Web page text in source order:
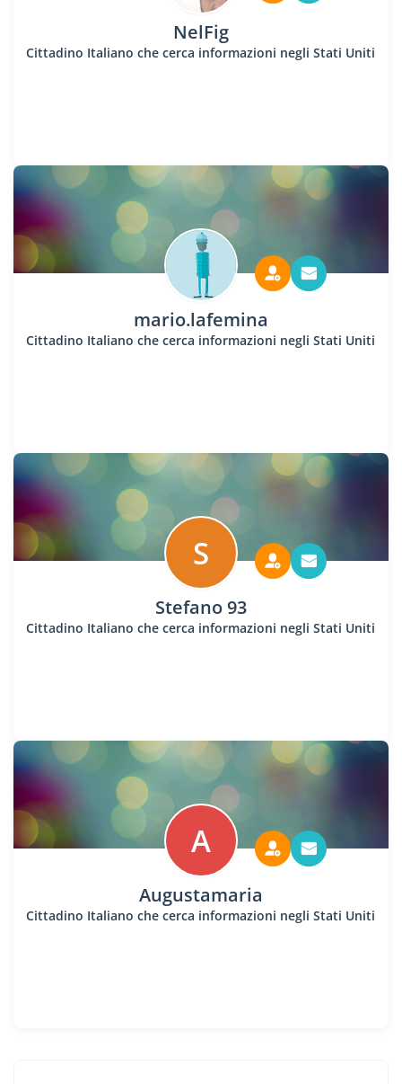
NelFig
Cittadino Italiano che cerca informazioni negli Stati Uniti
mario.lafemina
Cittadino Italiano che cerca informazioni negli Stati Uniti
S
Stefano 93
Cittadino Italiano che cerca informazioni negli Stati Uniti
A
Augustamaria
Cittadino Italiano che cerca informazioni negli Stati Uniti